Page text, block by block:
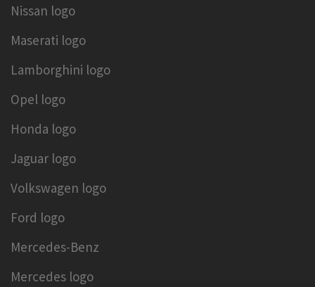
Nissan logo
Maserati logo
Lamborghini logo
Opel logo
Honda logo
Jaguar logo
Volkswagen logo
Ford logo
Mercedes-Benz
Mercedes logo